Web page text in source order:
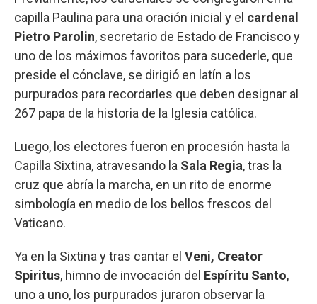
capilla Paulina para una oración inicial y el cardenal
Pietro Parolin, secretario de Estado de Francisco y
uno de los máximos favoritos para sucederle, que
preside el cónclave, se dirigió en latín a los
purpurados para recordarles que deben designar al
267 papa de la historia de la Iglesia católica.
Luego, los electores fueron en procesión hasta la
Capilla Sixtina, atravesando la Sala Regia, tras la
cruz que abría la marcha, en un rito de enorme
simbología en medio de los bellos frescos del
Vaticano.
Ya en la Sixtina y tras cantar el Veni, Creator
Spiritus, himno de invocación del Espíritu Santo,
uno a uno, los purpurados juraron observar la